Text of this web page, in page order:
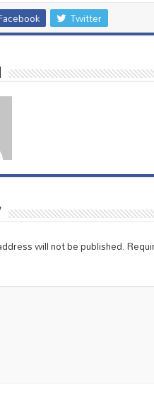
Twitter
will not be published.